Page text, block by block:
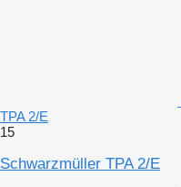
TPA 2/E
15
Schwarzmüller TPA 2/E